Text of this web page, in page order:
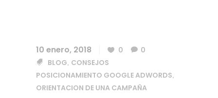
10 enero, 2018 0
0
BLOG, CONSEJOS
POSICIONAMIENTO GOOGLE ADWORDS,
ORIENTACION DE UNA CAMPAÑA